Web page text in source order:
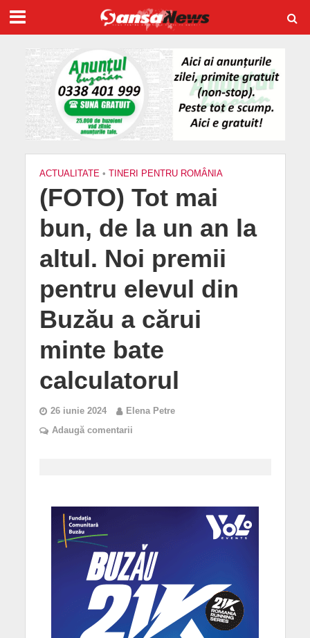
ACTUALITATE • TINERI PENTRU ROMÂNIA
(FOTO) Tot mai
bun, de la un an la
altul. Noi premii
pentru elevul din
Buzău a cărui
minte bate
calculatorul
26 iunie 2024
Elena Petre
Adaugă comentarii